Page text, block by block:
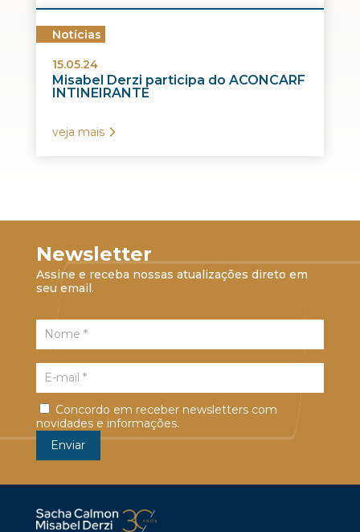
Notícias
15.05.24
Misabel Derzi participa do ACONCARF
INTINEIRANTE
veja mais
Newsletter
Assine e receba nossas atualizações direto em
seu email.
Concordo em receber newsletters com
novidades e informações.